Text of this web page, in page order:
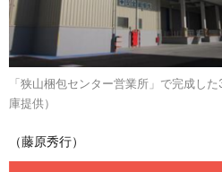
「狭山梱包センター営業所」で完成し
庫提供）
（藤原秀行）